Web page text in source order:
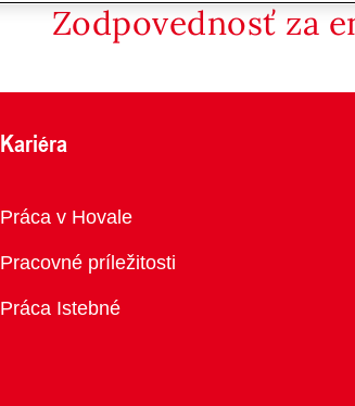
Zodpovednosť za
Kariéra
Prehľad
Práca v Hovale
Pracovné príležitosti
Práca Istebné